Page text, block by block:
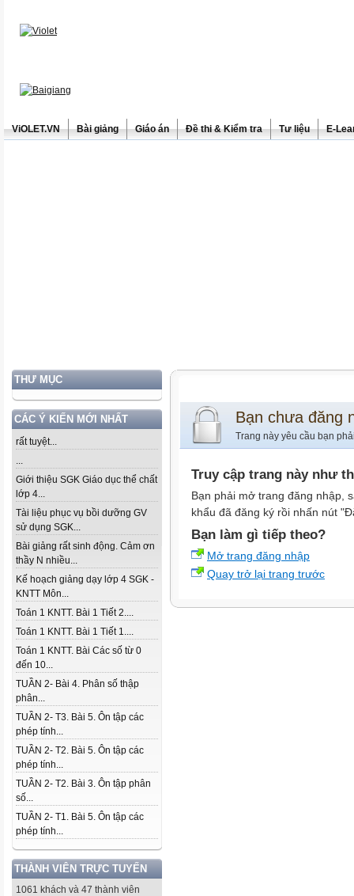
ViOLET.VN Bài giảng Giáo án Đề thi & Kiểm tra Tư liệu E-
THƯ MỤC
CÁC Ý KIẾN MỚI NHẤT
rất tuyệt...
...
Giới thiệu SGK Giáo dục thể chất
lớp 4...
Tài liệu phục vụ bồi dưỡng GV
sử dụng SGK...
Bài giảng rất sinh động. Cảm ơn
thầy N nhiều...
Kế hoạch giảng dạy lớp 4 SGK -
KNTT Môn...
Toán 1 KNTT. Bài 1 Tiết 2....
Toán 1 KNTT. Bài 1 Tiết 1....
Toán 1 KNTT. Bài Các số từ 0
đến 10...
TUẦN 2- Bài 4. Phân số thập
phân...
TUẦN 2- T3. Bài 5. Ôn tập các
phép tính...
TUẦN 2- T2. Bài 5. Ôn tập các
phép tính...
TUẦN 2- T2. Bài 3. Ôn tập phân
số...
TUẦN 2- T1. Bài 5. Ôn tập các
phép tính...
THÀNH VIÊN TRỰC TUYẾN
1061 khách và 47 thành viên
Bạn chưa đăng
Trang này yêu cầu bạn
Truy cập trang này như
Bạn phải mở trang đăng nhập,
khẩu đã đăng ký rồi nhấn nút
Bạn làm gì tiếp theo?
Mở trang đăng nhập
Quay trở lại trang trước